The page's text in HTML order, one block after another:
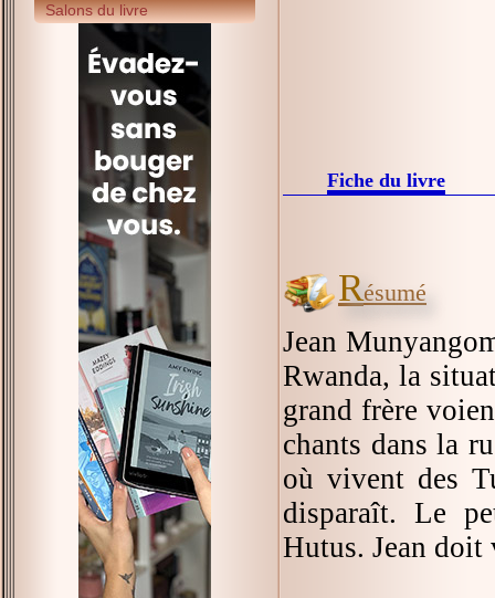
Salons du livre
Fiche du livre
Résumé
Jean
Rwanda, la
grand frère
chants dans la
où vivent des
disparaît. Le
Hutus. Jean